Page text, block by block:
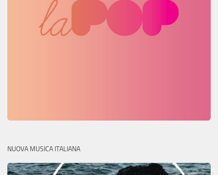
NUOVA MUSICA ITALIANA